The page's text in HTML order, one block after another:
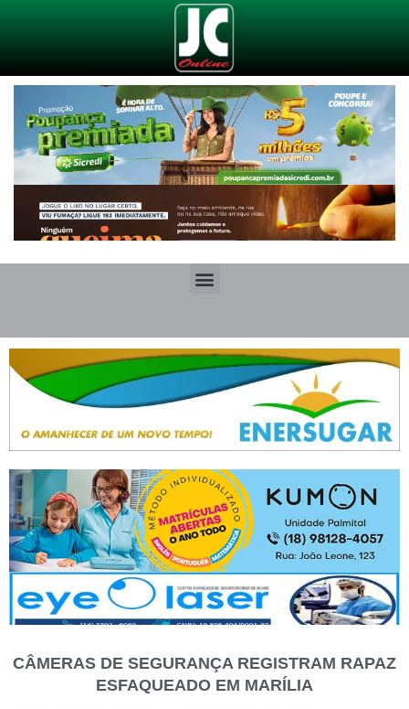
CÂMERAS DE SEGURANÇA REGISTRAM RAPAZ
ESFAQUEADO EM MARÍLIA